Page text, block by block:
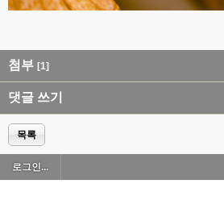
첨부 [1]
댓글 쓰기
목록
로그인...